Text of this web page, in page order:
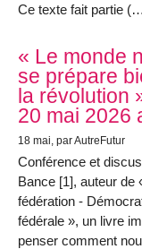
Ce texte fait partie
« Le monde
se prépare
la révolution
20 mai 2026
18 mai , par AutreFutur
Conférence et
Bance [1], auteur de
fédération -
fédérale », un livre
penser comment